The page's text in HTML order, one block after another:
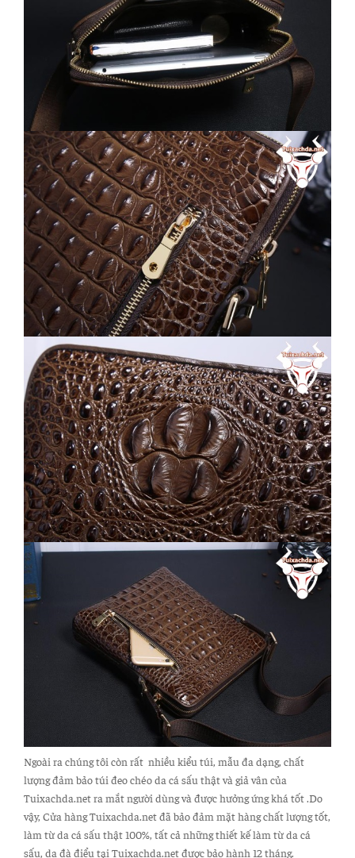
Ngoài ra chúng tôi còn rất nhiều kiểu túi, mẫu đa dạng, chất
lượng đảm bảo túi đeo chéo da cá sấu thật và giả vân của
Tuixachda.net ra mắt người dùng và được hưởng ứng khá tốt .Do
vậy, Cửa hàng Tuixachda.net đã bảo đảm mặt hàng chất lượng tốt,
làm từ da cá sấu thật 100%, tất cả những thiết kế làm từ da cá
sấu, da đà điểu tại Tuixachda.net được bảo hành 12 tháng.